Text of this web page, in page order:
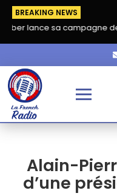
BREAKING NEWS
sa campagne de
Alain-
d’une